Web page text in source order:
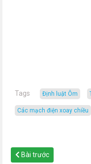
Tags Định luật Ôm
các mạch điện xoay chiều
Bài trước